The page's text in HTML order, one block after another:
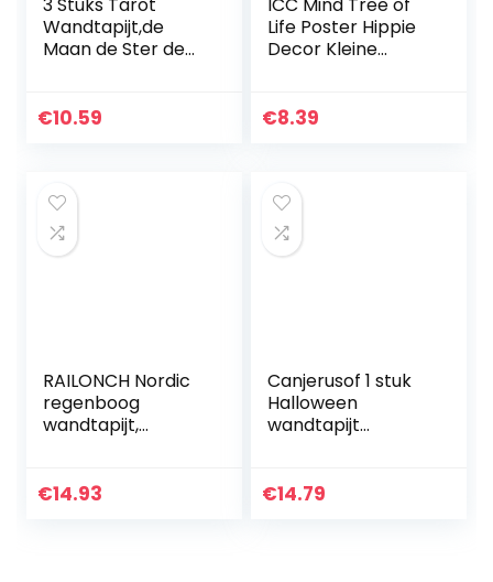
3 Stuks Tarot
Wandtapijt,de
Maan de Ster de
Tapestry,Middelee
€10.59
ICC Mind Tree of
Life Poster Hippie
Decor Kleine
Collage Blad
€8.39
RAILONCH Nordic
regenboog
wandtapijt,
regenboog,
€14.93
Canjerusof 1 stuk
Halloween
wandtapijt
wandkleed voor
€14.79